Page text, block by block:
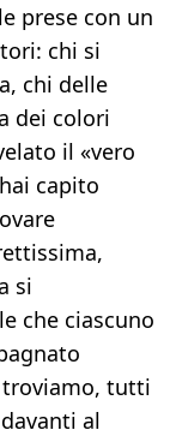
prese con un
chi si
chi delle
dei colori
il «vero
capito
si
che ciascuno
tutti
al